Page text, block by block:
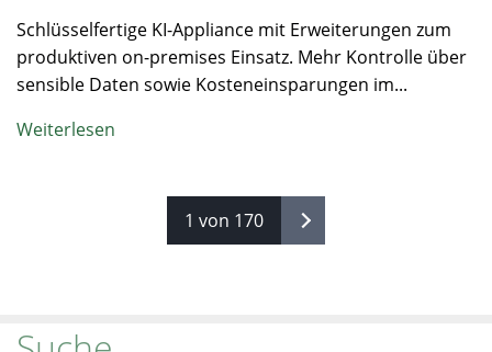
Schlüsselfertige KI-Appliance mit Erweiterungen zum
produktiven on-premises Einsatz. Mehr Kontrolle über
sensible Daten sowie Kosteneinsparungen im...
Weiterlesen
1 von 170